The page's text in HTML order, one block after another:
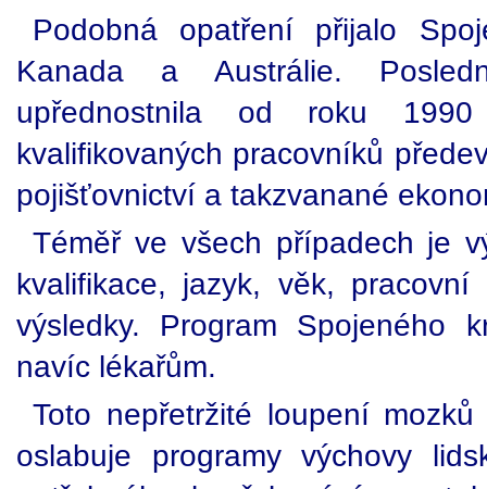
Podobná opatření přijalo
Kanada a Austrálie.
upřednostnila od roku 1990
kvalifikovaných pracovníků
pojišťovnictví a takzvanané
Téměř ve všech případech je
kvalifikace, jazyk, věk,
výsledky. Program Spojeného
navíc lékařům.
Toto nepřetržité loupení
oslabuje programy výchovy